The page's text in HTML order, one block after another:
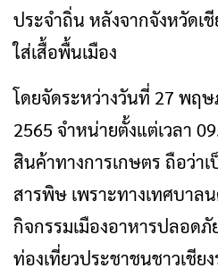
ประจำถิ่น หลังจากจังหวัดเชี
ใส่เสื้อพื้นเมือง
โดยจัดระหว่างวันที่ 27 พฤ
2565 จำหน่ายตั้งแต่เวลา
สินค้าทางการเกษตร ถือว่า
สารพิษ เพราะทางเทศบาลน
กิจกรรมเมืองอาหารปลอด
ท่องเที่ยวประชาชนชาวเชีย